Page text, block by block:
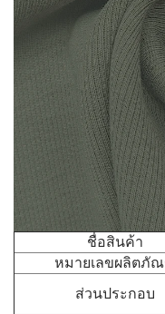
ชื่อสินค้า
หมายเลขผลิตภั
ส่วนประกอบ